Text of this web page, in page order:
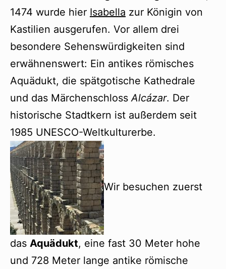
1474 wurde hier Isabella zur Königin von
Kastilien ausgerufen. Vor allem drei
besondere Sehenswürdigkeiten sind
erwähnenswert: Ein antikes römisches
Aquädukt, die spätgotische Kathedrale
und das MärchenschlossAlcázar. Der
historische Stadtkern ist außerdem seit
1985 UNESCO-Weltkulturerbe.
Wir besuchen zuerst
das Aquädukt, eine fast 30 Meter hohe
und 728 Meter lange antike römische